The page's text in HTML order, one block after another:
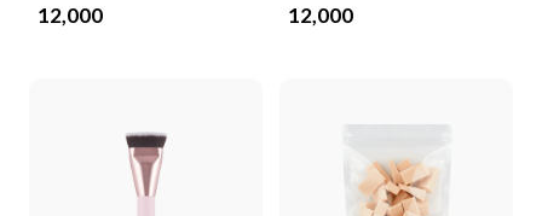
12,000 12,000